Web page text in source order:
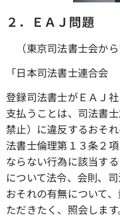
２．ＥＡＪ問題
（東京司法書士会から
「日本司法書士連
登録司法書士がＥＡＪ
支払うことは、司法書
禁止）に違反するおそ
法書士倫理第１３条２
ならない行為に該当す
について法令、会則、
おそれの有無について
ただきたく、照会します